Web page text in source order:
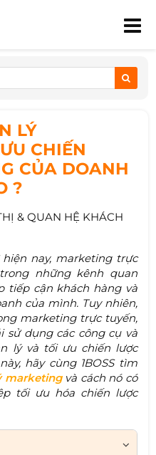
LÝ
CHIẾN
CỦA DOANH
?
& QUAN HỆ KHÁCH
nay, marketing trực
những kênh quan
tiếp cận khách hàng và
của mình. Tuy nhiên,
marketing trực tuyến,
sử dụng các công cụ và
lý và tối ưu chiến lược
hãy cùng 1BOSS tìm
marketingvà cách nó có
tối ưu hóa chiến lược